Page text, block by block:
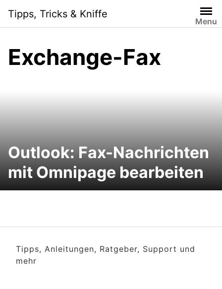
content
Tipps, Tricks & Kniffe
Menu
Exchange-Fax
Outlook: Fax-Nachrichten
mit Omnipage bearbeiten
Tipps, Anleitungen, Ratgeber, Support und
mehr